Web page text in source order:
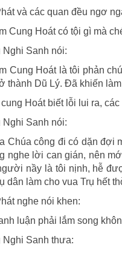
và các quan đều ngơ
Cung Hoát có tội gì mà
Nghi Sanh nói:
Cung Hoát là tôi phản
thành Dũ Lý. Ðã khiến
cung Hoát biết lỗi lui ra,
Nghi Sanh nói:
Chúa công đi có dặn đợi
nghe lời can gián, nên
nầy là tôi nịnh, hễ
dân làm cho vua Trụ hết
nghe nói khen:
luận phải lắm song
Nghi Sanh thưa: